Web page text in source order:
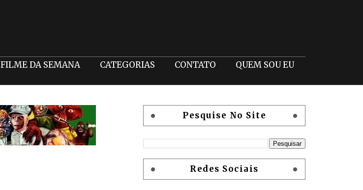
FILME DA SEMANA CATEGORIAS CONTATO QUEM SOU EU
Pesquise No Site
Redes Sociais